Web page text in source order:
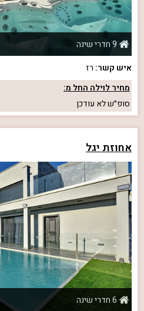
9 חדרי שינה
איש קשר: רז
מחיר לוילה החל מ:
סופ״שלא עודכן
אחוזת יגל
6 חדרי שינה